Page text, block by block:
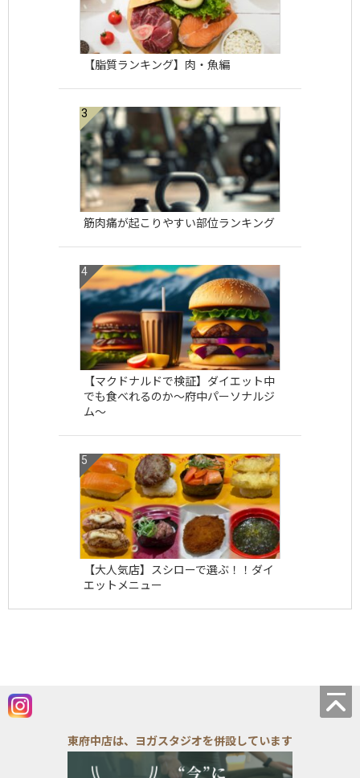
【脂質ランキング】肉・魚編
筋肉痛が起こりやすい部位ランキング
【マクドナルドで検証】ダイエット中
でも食べれるのか〜府中パーソナルジ
ム〜
【大人気店】スシローで選ぶ！！ダイ
エットメニュー
東府中店は、ヨガスタジオを併設しています